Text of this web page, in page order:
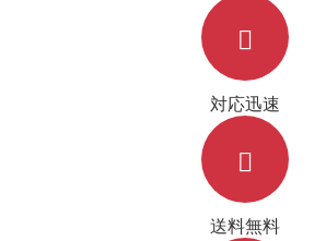
対応迅速
送料無料